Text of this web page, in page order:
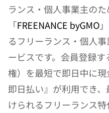
ランス・個人事業主の
「FREENANCE byGMO
るフリーランス・個人
ービスです。会員登録
権）を最短で即日中に現
即日払い』が利用でき
けられるフリーランス